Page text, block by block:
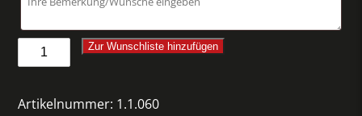
Stuhl
Eames
Zur Wunschliste hinzufügen
Artikelnummer: 1.1.060